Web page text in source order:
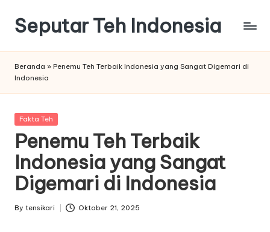
Skip
content
Seputar Teh Indonesia
Teh
Beranda » Penemu Teh Terbaik Indonesia yang Sangat Digemari di
Indonesia
Posted
Fakta Teh
Penemu Teh Terbaik
Indonesia yang Sangat
Digemari di Indonesia
Posted
By tensikari Oktober 21, 2025